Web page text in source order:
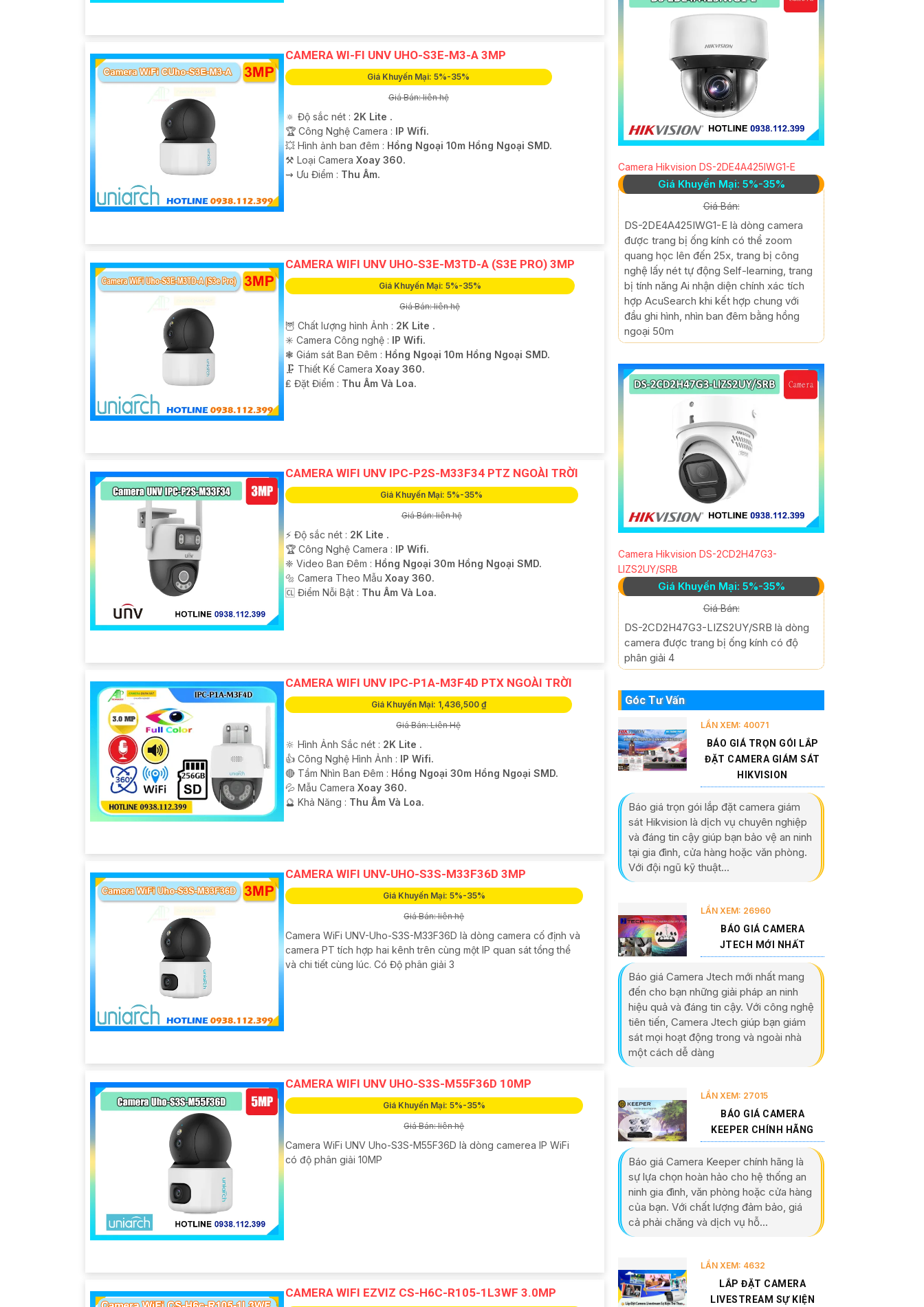
CAMERA WI-FI UNV UHO-S3E-M3-A 3MP
Giá Khuyến Mại: 5%-35%
Giá Bán: liên hệ
🔅 Độ sắc nét : 2K Lite .
🏆 Công Nghệ Camera : IP Wifi.
💥 Hình ảnh ban đêm : Hồng Ngoại 10m Hồng Ngoại SMD.
⚒ Loại Camera Xoay 360.
️⇝ Ưu Điểm : Thu Âm.
CAMERA WIFI UNV UHO-S3E-M3TD-A (S3E PRO) 3MP
Giá Khuyến Mại: 5%-35%
Giá Bán: liên hệ
🦉 Chất lượng hình Ảnh : 2K Lite .
✳️ Camera Công nghệ : IP Wifi.
❃ Giám sát Ban Đêm : Hồng Ngoại 10m Hồng Ngoại SMD.
🗜️ Thiết Kế Camera Xoay 360.
️₤ Đặt Điểm : Thu Âm Và Loa.
CAMERA WIFI UNV IPC-P2S-M33F34 PTZ NGOÀI TRỜI
Giá Khuyến Mại: 5%-35%
Giá Bán: liên hệ
️⚡ Độ sắc nét : 2K Lite .
🏆 Công Nghệ Camera :
IP Wifi.
❈ Video Ban Đêm : Hồng Ngoại 30m Hồng Ngoại SMD.
🔩 Camera Theo Mẫu Xoay 360.
️🆑 Điểm Nỗi Bật : Thu Âm Và Loa.
CAMERA WIFI UNV IPC-P1A-M3F4D PTX NGOÀI TRỜI
Giá Khuyến Mại: 1,436,500 ₫
Giá Bán: Liên Hệ
🔆 Hình Ảnh Sắc nét : 2K Lite .
👍 Công Nghệ Hình Ảnh : IP Wifi.
🔴 Tầm Nhìn Ban Đêm : Hồng Ngoại 30m Hồng Ngoại SMD.
💦 Mẫu Camera Xoay 360.
️🔮 Khả Năng : Thu Âm Và Loa.
CAMERA WIFI UNV-UHO-S3S-M33F36D 3MP
Giá Khuyến Mại: 5%-35%
Giá Bán: liên hệ
Camera WiFi UNV-Uho-S3S-M33F36D là dòng camera cố định và
camera PT tích hợp hai kênh trên cùng một IP quan sát tổng thể
và chi tiết cùng lúc. Có Độ phân giải 3
CAMERA WIFI UNV UHO-S3S-M55F36D 10MP
Giá Khuyến Mại: 5%-35%
Giá Bán: liên hệ
Camera WiFi UNV Uho-S3S-M55F36D là dòng camerea IP WiFi
có độ phân giải 10MP
CAMERA WIFI EZVIZ CS-H6C-R105-1L3WF 3.0MP
Camera Hikvision DS-2DE4A425IWG1-E
Giá Khuyến Mại: 5%-35%
Giá Bán:
DS-2DE4A425IWG1-E là dòng camera
được trang bị ống kính có thể zoom
quang học lên đến 25x, trang bị công
nghệ lấy nét tự động Self-learning, trang
bị tính năng Ai nhận diện chính xác tích
hợp AcuSearch khi kết hợp chung với
đầu ghi hình, nhìn ban đêm bằng hồng
ngoại 50m
Camera Hikvision DS-2CD2H47G3-
LIZS2UY/SRB
Giá Khuyến Mại: 5%-35%
Giá Bán:
DS-2CD2H47G3-LIZS2UY/SRB là dòng
camera được trang bị ống kính có độ
phân giải 4
Góc Tư Vấn
LẦN XEM: 40071
BÁO GIÁ TRỌN GÓI LẮP
ĐẶT CAMERA GIÁM SÁT
HIKVISION
Báo giá trọn gói lắp đặt camera giám
sát Hikvision là dịch vụ chuyên nghiệp
và đáng tin cậy giúp bạn bảo vệ an ninh
tại gia đình, cửa hàng hoặc văn phòng.
Với đội ngũ kỹ thuật...
LẦN XEM: 26960
BÁO GIÁ CAMERA
JTECH MỚI NHẤT
Báo giá Camera Jtech mới nhất mang
đến cho bạn những giải pháp an ninh
hiệu quả và đáng tin cậy. Với công nghệ
tiên tiến, Camera Jtech giúp bạn giám
sát mọi hoạt động trong và ngoài nhà
một cách dễ dàng
LẦN XEM: 27015
BÁO GIÁ CAMERA
KEEPER CHÍNH HÃNG
Báo giá Camera Keeper chính hãng là
sự lựa chọn hoàn hảo cho hệ thống an
ninh gia đình, văn phòng hoặc cửa hàng
của bạn. Với chất lượng đảm bảo, giá
cả phải chăng và dịch vụ hỗ...
LẦN XEM: 4632
LẮP ĐẶT CAMERA
LIVESTREAM SỰ KIỆN